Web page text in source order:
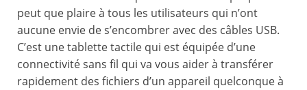
peut que plaire à tous les utilisateurs qui n’ont
aucune envie de s’encombrer avec des câbles USB.
C’est une tablette tactile qui est équipée d’une
connectivité sans fil qui va vous aider à transférer
rapidement des fichiers d’un appareil quelconque à